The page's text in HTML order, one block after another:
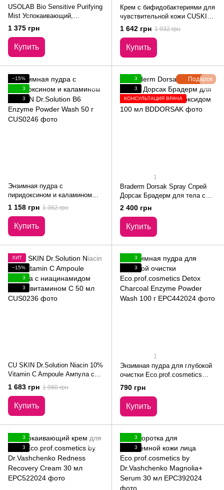
USOLAB Bio Sensitive Purifying
Mist Успокаивающий,
противовоспалительный и
антибактериальный тонер –
спрей 150 мл
1 375 грн
Купить
Крем с бифидобактериями для
чувствительной кожи CUSKIN
Dr. Solution Bifida Barrier Cream
1 642 грн 1 932 грн
Купить
−15%
3
3
Энзимная пудра с
пиридоксином и каламином
CUSKIN Dr.Solution B6 Enzyme
Powder Wash 50 г
1 158 грн 1 362 грн
Купить
Подарок
3
3
КОНСУЛЬТАЦИЯ ВРАЧА
1
Braderm Dorsak Spray Спрей
Дорсак Брадерм для тела с
бензоил пероксидом 100 мл
2 400 грн
Купить
ХИТ
−15%
3
3
CU SKIN Dr.Solution Niacin 10%
Vitamin C Ampoule Ампула с
ниацинамидом 10% и
витамином C 50 мл
1 683 грн 1 980 грн
Купить
3
3
1
Энзимная пудра для глубокой
очистки Eco.prof.cosmetics
Detox Charcoal Enzyme Powder
Wash 100 г
790 грн
Купить
3
3
3
3